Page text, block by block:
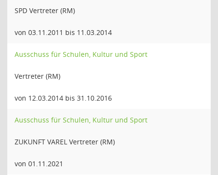
SPD Vertreter (RM)
von 03.11.2011 bis 11.03.2014
Ausschuss für Schulen, Kultur und Sport
Vertreter (RM)
von 12.03.2014 bis 31.10.2016
Ausschuss für Schulen, Kultur und Sport
ZUKUNFT VAREL Vertreter (RM)
von 01.11.2021